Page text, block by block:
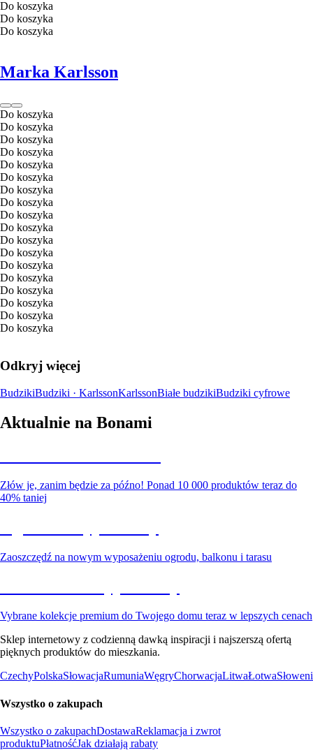
Do koszyka
Do koszyka
Do koszyka
Marka Karlsson
Do koszyka
Do koszyka
Do koszyka
Do koszyka
Do koszyka
Do koszyka
Do koszyka
Do koszyka
Do koszyka
Do koszyka
Do koszyka
Do koszyka
Do koszyka
Do koszyka
Do koszyka
Do koszyka
Do koszyka
Do koszyka
Odkryj więcej
BudzikiBudziki · KarlssonKarlssonBiałe budzikiBudziki cyfrowe
Aktualnie na Bonami
Złów je, zanim będzie za późno! Ponad 10 000 produktów teraz do
40% taniej
Zaoszczędź na nowym wyposażeniu ogrodu, balkonu i tarasu
Vybrane kolekcje premium do Twojego domu teraz w lepszych cenach
Sklep internetowy z codzienną dawką inspiracji i najszerszą ofertą
pięknych produktów do mieszkania.
CzechyPolskaSłowacjaRumuniaWęgryChorwacjaLitwaŁotwa
Wszystko o zakupach
Wszystko o zakupachDostawaReklamacja i zwrot
produktuPłatnośćJak działają rabaty